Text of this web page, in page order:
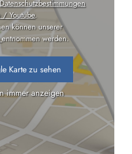
/ Youtube.
können unserer
entnommen werden.
Karte zu sehen
immer anzeigen